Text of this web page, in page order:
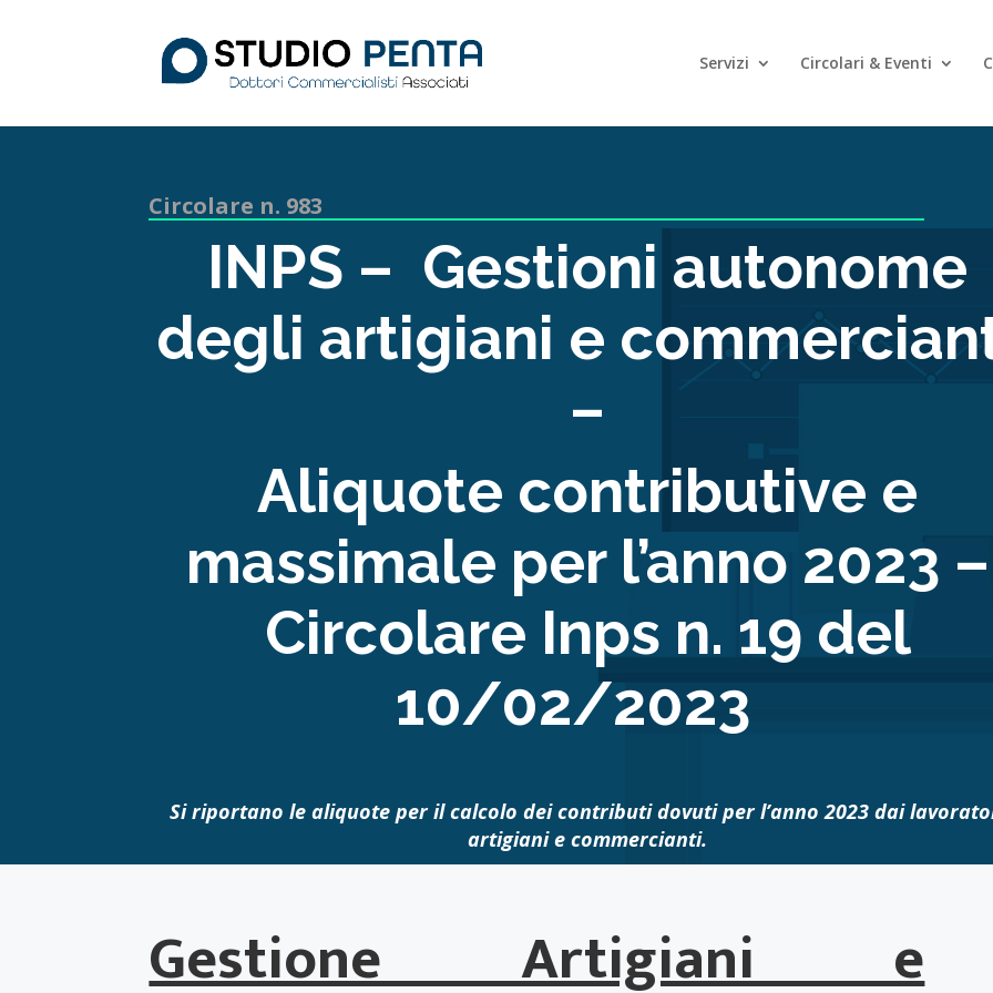
Servizi Circolari & Eventi
Circolare n. 983
INPS – Gestioni autonome
degli artigiani e
–
Aliquote contributive e
massimale per l’anno 2023 –
Circolare Inps n. 19 del
10/02/2023
Si riportano le aliquote per il calcolo dei contributi dovuti per l’anno 2023 dai
artigiani e commercianti.
Gestione Artigiani e